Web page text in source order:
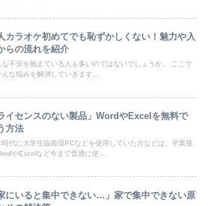
カラオケ初めてでも恥ずかしくない！魅力や入
らの流れを紹介
な不安を抱えている人も多いのではないでしょうか。 ここで
んな悩みを解消していきます...
イセンスのない製品」WordやExcelを無料で
方法
時代に大学生協推奨PCなどを使用していた方などは、卒業後
やExcelなど今まで普通に使...
にいると集中できない…」家で集中できない原